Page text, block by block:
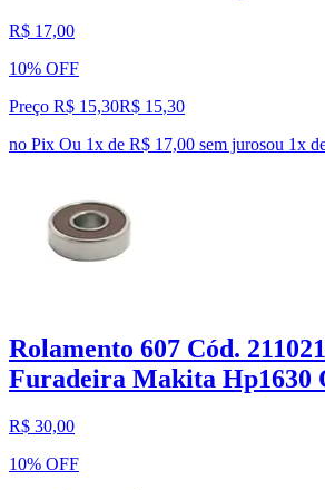
R$ 17,00
10% OFF
Preço R$ 15,30R$ 15,30
no Pix Ou 1x de R$ 17,00 sem jurosou 1x
Rolamento 607 Cód.
Furadeira Makita Hp1630
R$ 30,00
10% OFF